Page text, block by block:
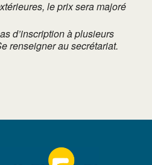
le prix sera majoré
d’inscription à plusieurs
renseigner au secrétariat.